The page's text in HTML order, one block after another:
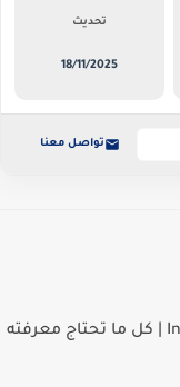
تحديث
18/11/2025
تواصل معنا
الربح من InboxDollars | كل ما تحتاج معرفته